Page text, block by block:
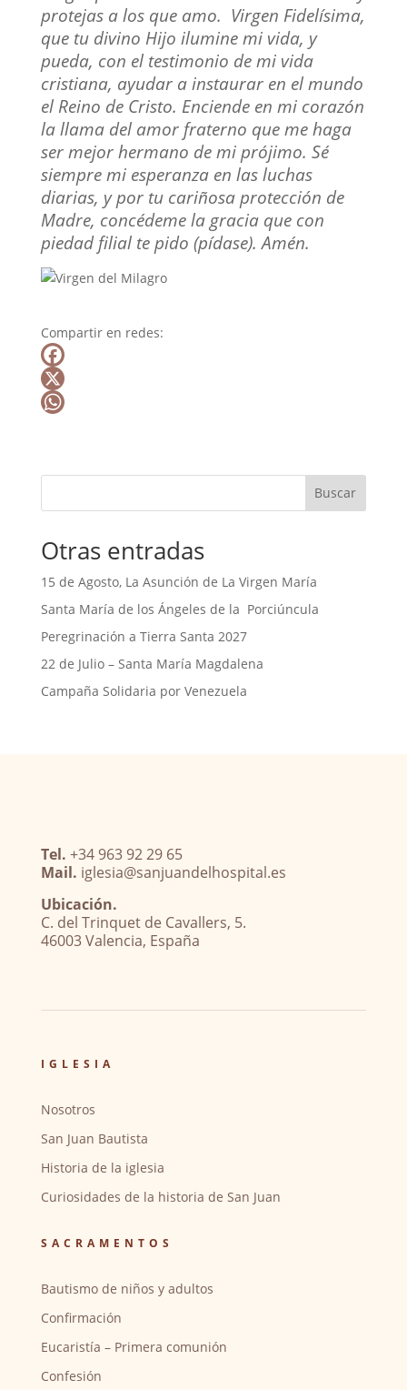
protejas a los que amo. Virgen Fidelísima,
que tu divino Hijo ilumine mi vida, y
pueda, con el testimonio de mi vida
cristiana, ayudar a instaurar en el mundo
el Reino de Cristo. Enciende en mi corazón
la llama del amor fraterno que me haga
ser mejor hermano de mi prójimo. Sé
siempre mi esperanza en las luchas
diarias, y por tu cariñosa protección de
Madre, concédeme la gracia que con
piedad filial te pido (pídase). Amén.
Compartir en redes:
F
a
b
k
X
a
A
p
Buscar
Otras entradas
15 de Agosto, La Asunción de La Virgen María
Santa María de los Ángeles de la Porciúncula
Peregrinación a Tierra Santa 2027
22 de Julio – Santa María Magdalena
Campaña Solidaria por Venezuela
Tel. +34 963 92 29 65
Mail. iglesia@sanjuandelhospital.es
Ubicación.
C. del Trinquet de Cavallers, 5.
46003 Valencia, España
IGLESIA
Nosotros
San Juan Bautista
Historia de la iglesia
Curiosidades de la historia de San Juan
SACRAMENTOS
Bautismo de niños y adultos
Confirmación
Eucaristía – Primera comunión
Confesión